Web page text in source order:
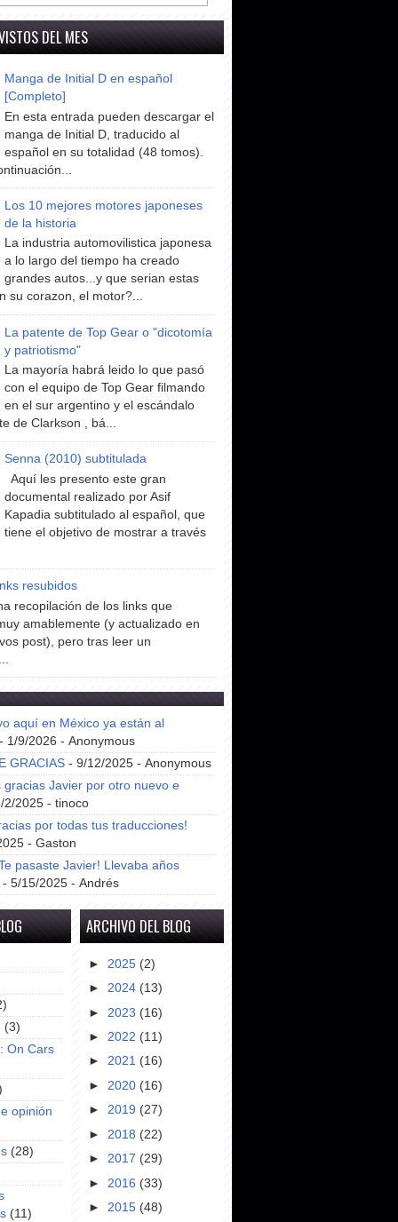
DEL MES
Manga de Initial D en español
[Completo]
En esta entrada pueden descargar el
manga de Initial D, traducido al
español en su totalidad (48 tomos).
Los 10 mejores motores japoneses
de la historia
La industria automovilistica japonesa
a lo largo del tiempo ha creado
grandes autos...y que serian estas
su corazon, el motor?...
La patente de Top Gear o "dicotomía
y patriotismo"
La mayoría habrá leido lo que pasó
con el equipo de Top Gear filmando
en el sur argentino y el escándalo
de Clarkson , bá...
Senna (2010) subtitulada
Aquí les presento este gran
documental realizado por Asif
Kapadia subtitulado al español, que
tiene el objetivo de mostrar a través
resubidos
recopilación de los links que
amablemente (y actualizado en
post), pero tras leer un
aquí en México ya están al
1/9/2026 - Anonymous
GRACIAS - 9/12/2025 - Anonymous
gracias Javier por otro nuevo e
2025 - tinoco
por todas tus traducciones!
- Gaston
pasaste Javier! Llevaba años
- 5/15/2025 - Andrés
(3)
On Cars
opinión
(28)
(11)
ARCHIVO DEL BLOG
► 2025 (2)
► 2024 (13)
► 2023 (16)
► 2022 (11)
► 2021 (16)
► 2020 (16)
► 2019 (27)
► 2018 (22)
► 2017 (29)
► 2016 (33)
► 2015 (48)